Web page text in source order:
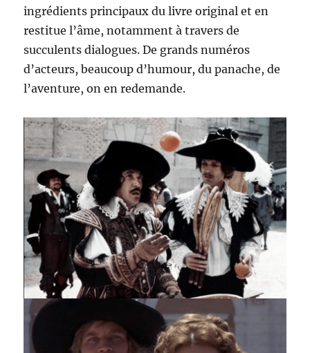
ingrédients principaux du livre original et en
restitue l’âme, notamment à travers de
succulents dialogues. De grands numéros
d’acteurs, beaucoup d’humour, du panache, de
l’aventure, on en redemande.